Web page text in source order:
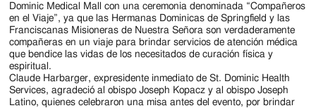
Dominic Medical Mall con una ceremonia denominada “Compañeros
en el Viaje”, ya que las Hermanas Dominicas de Springfield y las
Franciscanas Misioneras de Nuestra Señora son verdaderamente
compañeras en un viaje para brindar servicios de atención médica
que bendice las vidas de los necesitados de curación física y
espiritual.
Claude Harbarger, expresidente inmediato de St. Dominic Health
Services, agradeció al obispo Joseph Kopacz y al obispo Joseph
Latino, quienes celebraron una misa antes del evento, por brindar